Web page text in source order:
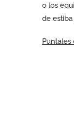
o los
de estiba